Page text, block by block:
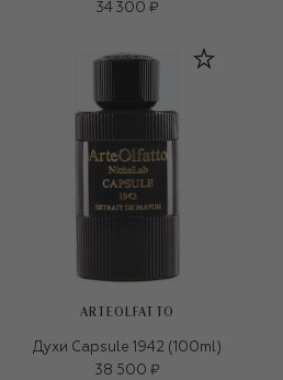
34 300 ₽
ARTEOLFATTO
Духи Capsule 1942 (100ml)
38 500 ₽